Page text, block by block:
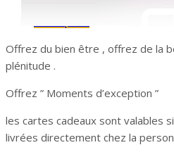
Offrez du bien être , offrez de la
plénitude .
Offrez ” Moments d’exception ”
les cartes cadeaux sont valables
livrées directement chez la